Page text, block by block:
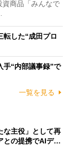
商品「みんなで
転した“成田プロ
手“内部議事録”で
一覧を見る
な主役」として再
との提携でAIデ…